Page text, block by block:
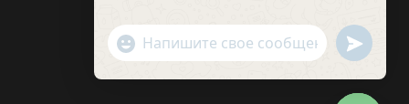
"+chaty_settings.lang.emoji_picker+"
WhatsApp
Message